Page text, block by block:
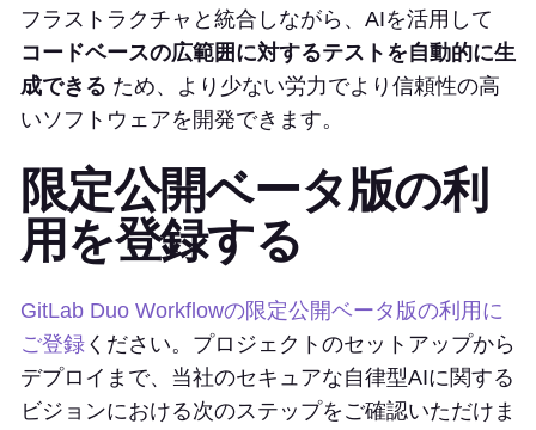
フラストラクチャと統合しながら、AIを活用して
コードベースの広範囲に対するテストを自動的に生
成できる ため、より少ない労力でより信頼性の高
いソフトウェアを開発できます。
限定公開ベータ版の利
用を登録する
GitLab Duo Workflowの限定公開ベータ版の利用に
ご登録 ください。プロジェクトのセットアップから
デプロイまで、当社のセキュアな自律型AIに関する
ビジョンにおける次のステップをご確認いただけま